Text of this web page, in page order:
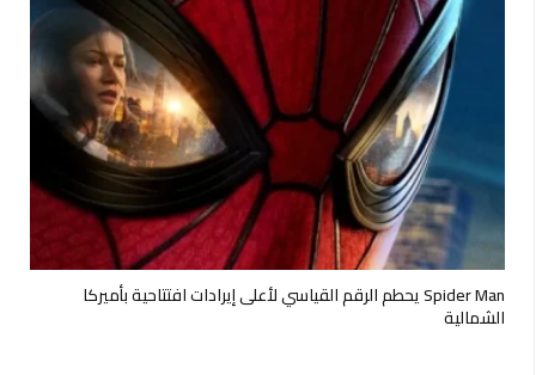
Spider Man يحطم الرقم القياسي لأعلى إيرادات افتتاحية بأميركا
الشمالية